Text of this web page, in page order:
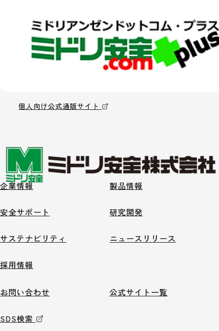
個人向け公式通販サイト
企業情報 製品情報
安全サポート 研究開発
サステナビリティ ニュースリリース
採用情報
お問い合わせ 公式サイト一覧
SDS検索